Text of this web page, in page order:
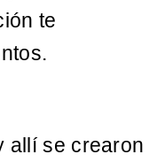
te
allí se crearon